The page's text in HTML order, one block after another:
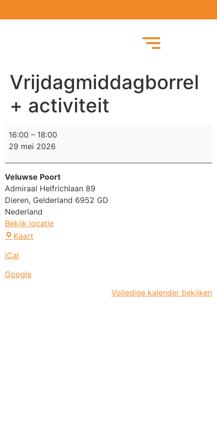
Vrijdagmiddagborrel
+ activiteit
16:00 – 18:00
29 mei 2026
Veluwse Poort
Admiraal Helfrichlaan 89
Dieren, Gelderland 6952 GD
Nederland
Bekijk locatie
Kaart
iCal
Google
Volledige kalender bekijken